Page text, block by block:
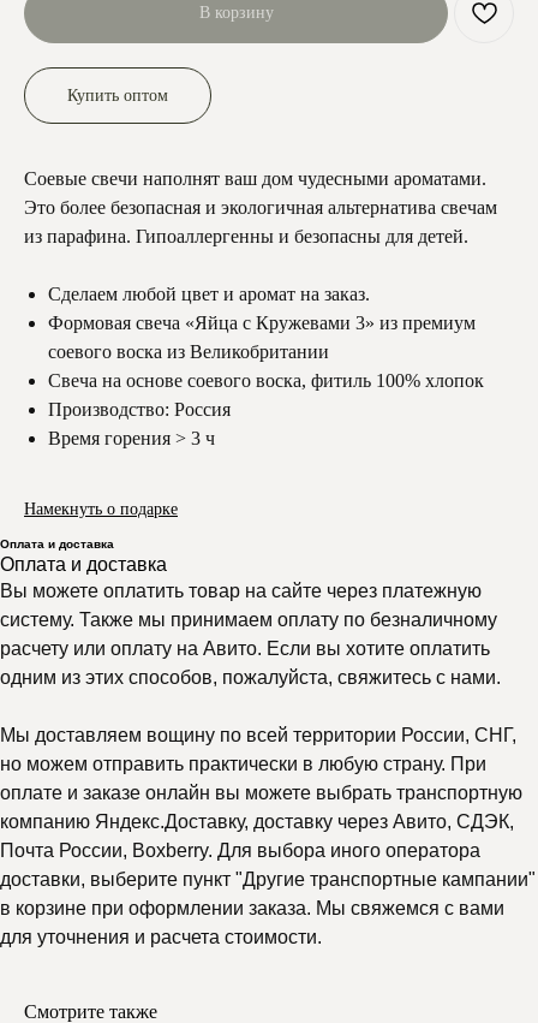
В корзину
Купить оптом
Соевые свечи наполнят ваш дом чудесными ароматами.
Это более безопасная и экологичная альтернатива свечам
из парафина. Гипоаллергенны и безопасны для детей.
Сделаем любой цвет и аромат на заказ.
Формовая свеча «Яйца с Кружевами 3» из премиум
соевого воска из Великобритании
Свеча на основе соевого воска, фитиль 100% хлопок
Производство: Россия
Время горения > 3 ч
Намекнуть о подарке
Оплата и доставка
Оплата и доставка
Вы можете оплатить товар на сайте через платежную
систему. Также мы принимаем оплату по безналичному
расчету или оплату на Авито. Если вы хотите оплатить
одним из этих способов, пожалуйста, свяжитесь с нами.
Мы доставляем вощину по всей территории России, СНГ,
но можем отправить практически в любую страну. При
оплате и заказе онлайн вы можете выбрать транспортную
компанию Яндекс.Доставку, доставку через Авито, СДЭК,
Почта России, Boxberry. Для выбора иного оператора
доставки, выберите пункт "Другие транспортные кампании"
в корзине при оформлении заказа. Мы свяжемся с вами
для уточнения и расчета стоимости.
Смотрите также